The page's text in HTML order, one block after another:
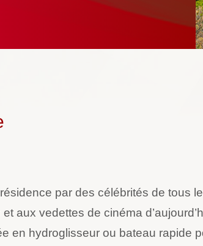
par des célébrités de tous
aux vedettes de cinéma
en hydroglisseur ou bateau rapide